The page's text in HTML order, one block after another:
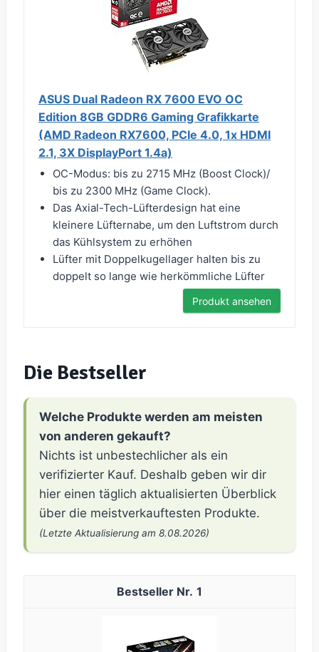
ASUS Dual Radeon RX 7600 EVO OC
Edition 8GB GDDR6 Gaming Grafikkarte
(AMD Radeon RX7600, PCIe 4.0, 1x HDMI
2.1, 3X DisplayPort 1.4a)
OC-Modus: bis zu 2715 MHz (Boost Clock)/
bis zu 2300 MHz (Game Clock).
Das Axial-Tech-Lüfterdesign hat eine
kleinere Lüfternabe, um den Luftstrom durch
das Kühlsystem zu erhöhen
Lüfter mit Doppelkugellager halten bis zu
doppelt so lange wie herkömmliche Lüfter
Produkt ansehen
Die Bestseller
Welche Produkte werden am meisten
von anderen gekauft?
Nichts ist unbestechlicher als ein
verifizierter Kauf. Deshalb geben wir dir
hier einen täglich aktualisierten Überblick
über die meistverkauftesten Produkte.
(Letzte Aktualisierung am 8.08.2026)
1